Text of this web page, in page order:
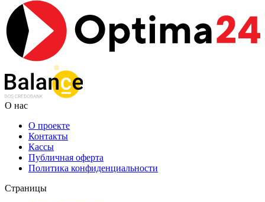
О нас
О проекте
Контакты
Кассы
Публичная оферта
Политика конфиденциальности
Страницы